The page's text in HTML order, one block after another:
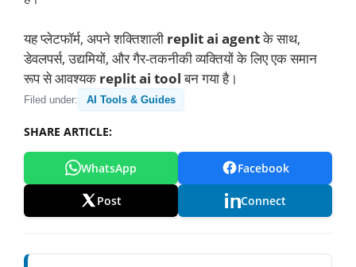
यह प्लेटफॉर्म, अपने शक्तिशाली replit ai agentके साथ,
डेवलपर्स, उद्यमियों, और गैर-तकनीकी व्यक्तियों के लिए एक समान
रूप से आवश्यक replit ai toolबन गया है।
Filed under: AI Tools & Guides
SHARE ARTICLE:
WhatsApp Facebook
Post Connect